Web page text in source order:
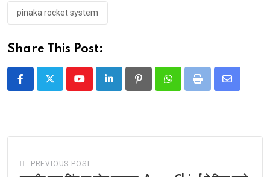
pinaka rocket system
Share This Post:
YoutubeLinkedIn PinterestWhatsappPrint
Share
PREVIOUS POST